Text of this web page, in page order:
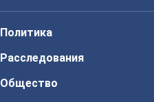
Политика
Расследования
Общество